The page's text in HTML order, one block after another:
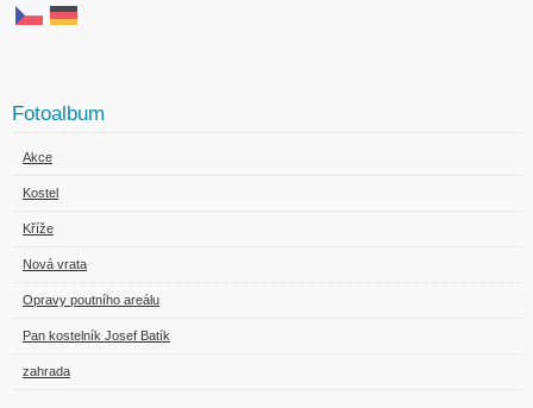
Fotoalbum
Akce
Kostel
Kříže
Nová vrata
Opravy poutního areálu
Pan kostelník Josef Batík
zahrada